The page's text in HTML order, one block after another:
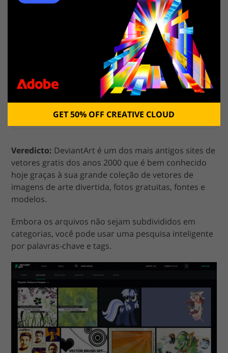
USE GRATUITAMENTE
Veredicto: DeviantArt é um dos mais antigos sites de
vetores gratis dos anos 2000 que é bem conhecido
hoje graças à sua grande coleção de vetores de
imagens de arte divertida, fotos gratuitas, fontes e
modelos.
Embora os arquivos não sejam subdivididos em
categorias, você pode usar uma pesquisa inteligente
por palavras-chave e tags.
GET 50% OFF CREATIVE CLOUD